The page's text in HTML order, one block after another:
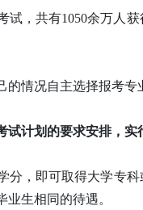
，共有1050余万人获
情况自主选择报考专
计划的要求安排，实
，即可取得大学专
生相同的待遇。